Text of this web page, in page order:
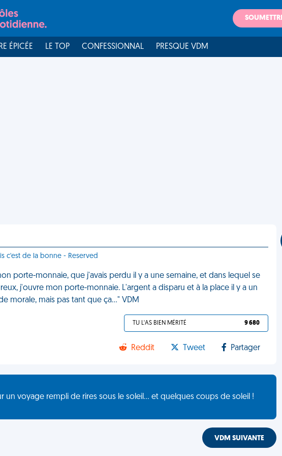
ÉPICÉE LE TOP CONFESSIONNAL PRESQUE VDM
c'est de la bonne - Reserved
porte-monnaie, que j'avais perdu il y a une semaine, et dans lequel se
j'ouvre mon porte-monnaie. L'argent a disparu et à la place il y a un
morale, mais pas tant que ça…" VDM
TU L'AS BIEN MÉRITÉ 9 680
Reddit Tweet Partager
un voyage rempli de rires sous le soleil... et quelques coups de soleil !
VDM SUIVANTE